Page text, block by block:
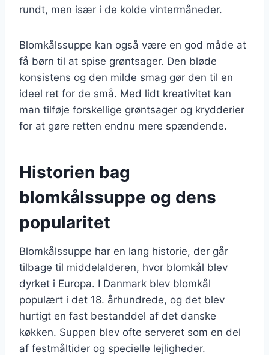
rundt, men især i de kolde vintermåneder.
Blomkålssuppe kan også være en god måde at
få børn til at spise grøntsager. Den bløde
konsistens og den milde smag gør den til en
ideel ret for de små. Med lidt kreativitet kan
man tilføje forskellige grøntsager og krydderier
for at gøre retten endnu mere spændende.
Historien bag
blomkålssuppe og dens
popularitet
Blomkålssuppe har en lang historie, der går
tilbage til middelalderen, hvor blomkål blev
dyrket i Europa. I Danmark blev blomkål
populært i det 18. århundrede, og det blev
hurtigt en fast bestanddel af det danske
køkken. Suppen blev ofte serveret som en del
af festmåltider og specielle lejligheder.